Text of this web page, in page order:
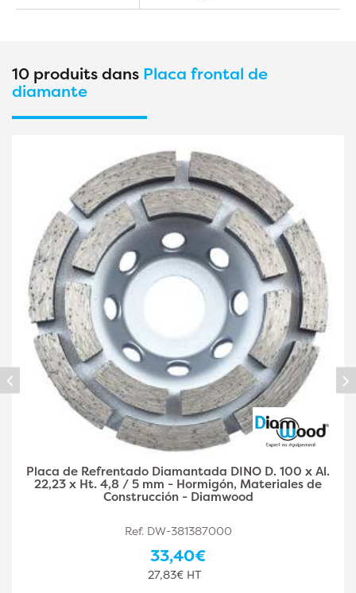
10 produits dans Placa frontal de
diamante
Placa diamantada DINO D. 125 x Al. 22,23 x Ht. 4,8 /
5 mm - hormigón, materiales de construcción -
Diamwood
Ref. DW-381387001
36,90€
30,75€ HT